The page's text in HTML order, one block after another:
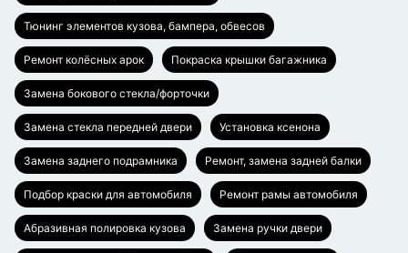
Тюнинг элементов кузова, бампера, обвесов
Ремонт колёсных арок Покраска крышки багажника
Замена бокового стекла/форточки
Замена стекла передней двери Установка ксенона
Замена заднего подрамника Ремонт, замена задней балки
Подбор краски для автомобиля Ремонт рамы автомобиля
Абразивная полировка кузова Замена ручки двери